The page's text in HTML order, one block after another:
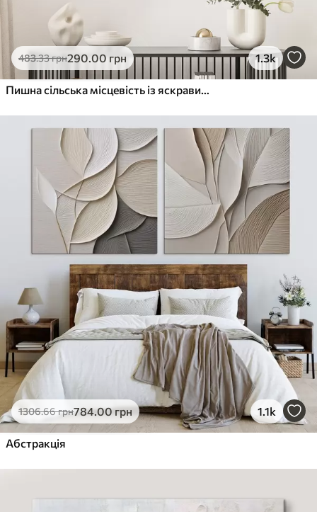
483.33грн290.00 грн 1.3k
Пишна сільська місцевість із яскравим лугом диких квітів, наповненим різнокольоровими квітами під хмарним небом
1306.66грн784.00грн 1.1k
Абстракція